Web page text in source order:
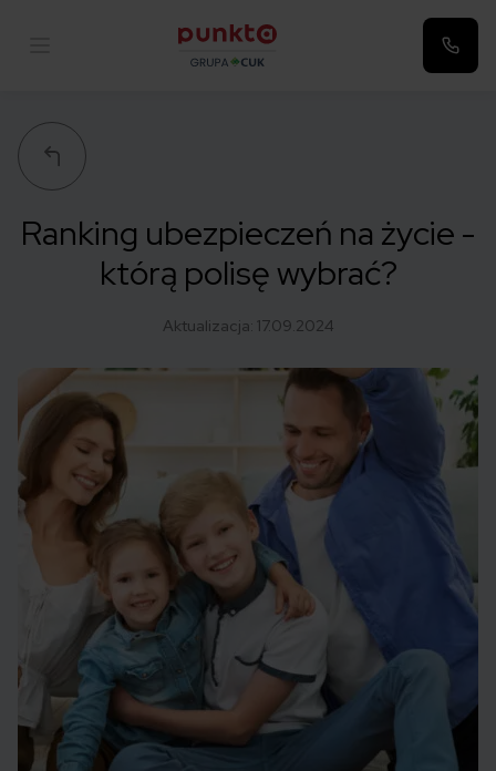
Ranking ubezpieczeń na życie -
którą polisę wybrać?
Aktualizacja: 17.09.2024